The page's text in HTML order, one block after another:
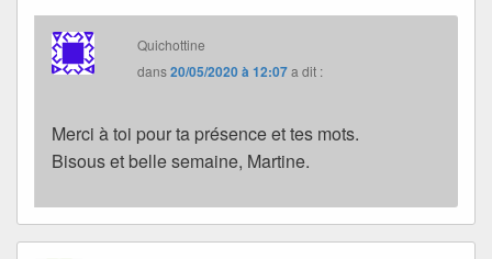
Quichottine
dans20/05/2020 à 12:07a dit :
Merci à toi pour ta présence et tes mots.
Bisous et belle semaine, Martine.